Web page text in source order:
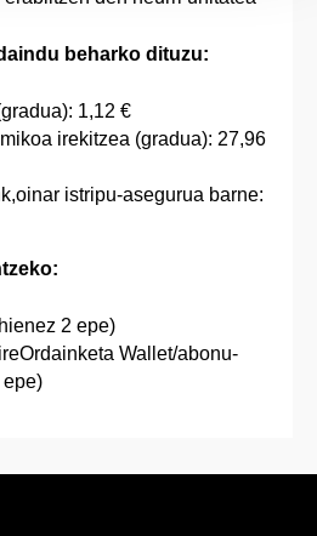
beharko dituzu:
1,12 €
irekitzea (gradua): 27,96
istripu-asegurua barne:
2 epe)
Wallet/abonu-